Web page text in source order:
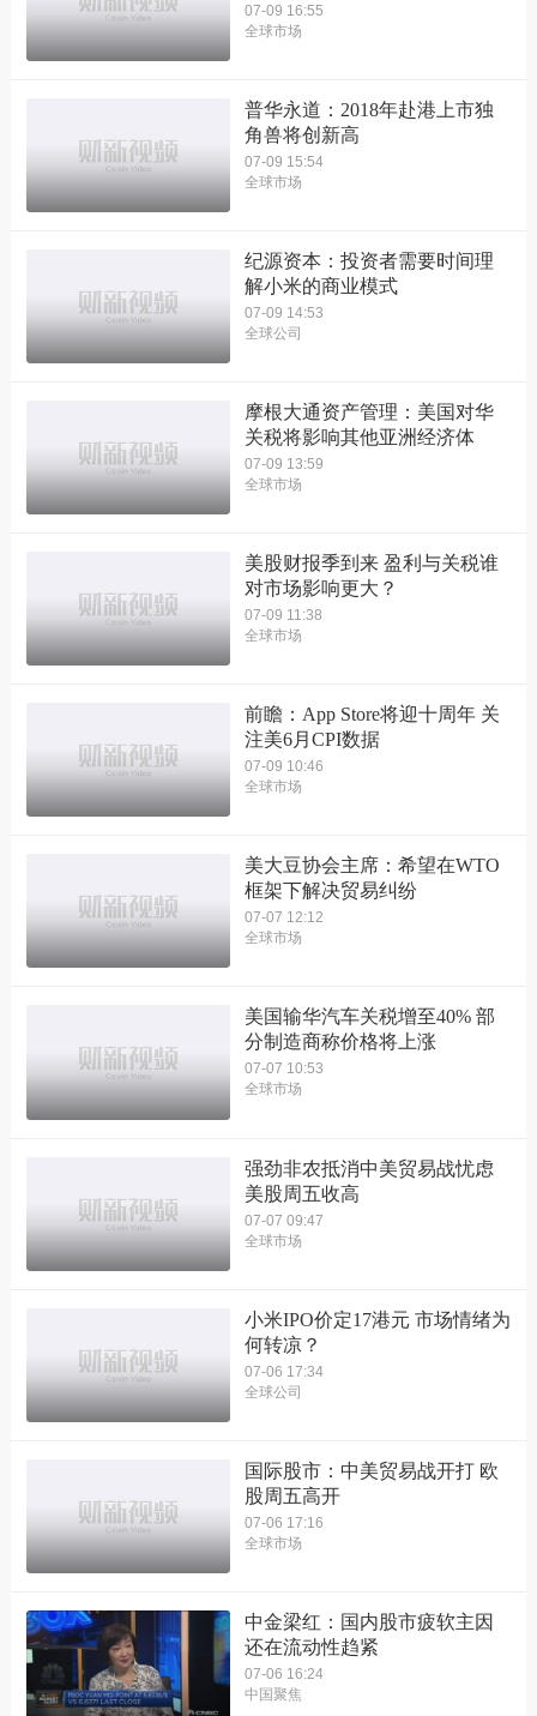
07-09 16:55
全球市场
普华永道：2018年赴港上市独
角兽将创新高
07-09 15:54
全球市场
纪源资本：投资者需要时间理
解小米的商业模式
07-09 14:53
全球公司
摩根大通资产管理：美国对华
关税将影响其他亚洲经济体
07-09 13:59
全球市场
美股财报季到来 盈利与关税谁
对市场影响更大？
07-09 11:38
全球市场
前瞻：App Store将迎十周年 关
注美6月CPI数据
07-09 10:46
全球市场
美大豆协会主席：希望在WTO
框架下解决贸易纠纷
07-07 12:12
全球市场
美国输华汽车关税增至40% 部
分制造商称价格将上涨
07-07 10:53
全球市场
强劲非农抵消中美贸易战忧虑
美股周五收高
07-07 09:47
全球市场
小米IPO价定17港元 市场情绪为
何转凉？
07-06 17:34
全球公司
国际股市：中美贸易战开打 欧
股周五高开
07-06 17:16
全球市场
中金梁红：国内股市疲软主因
还在流动性趋紧
07-06 16:24
中国聚焦